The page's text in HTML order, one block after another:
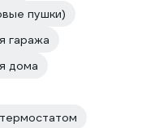
пушки)
гаража
дома